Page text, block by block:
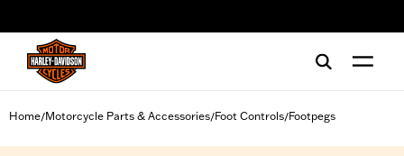
Home/Motorcycle Parts & Accessories/Foot Controls/Footpegs